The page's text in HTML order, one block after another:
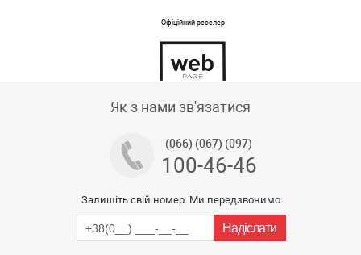
Офіційний реселер
Як з нами зв'язатися
(066) (067) (097)
100-46-46
Залишіть свій номер. Ми передзвонимо